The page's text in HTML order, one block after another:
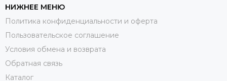
НИЖНЕЕ МЕНЮ
Политика конфиденциальности и оферта
Пользовательское соглашение
Условия обмена и возврата
Обратная связь
Каталог